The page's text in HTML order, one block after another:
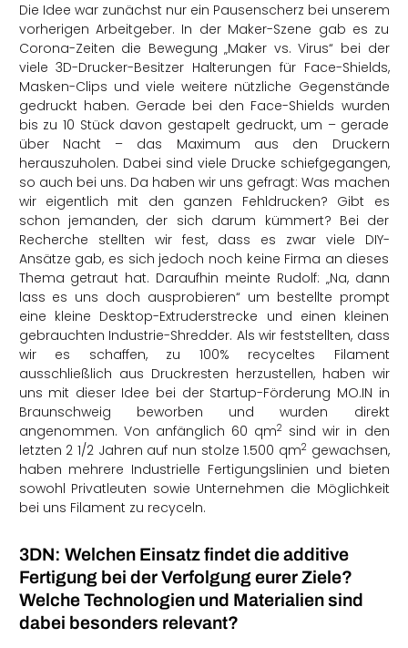
Die Idee war zunächst nur ein Pausenscherz bei unserem
vorherigen Arbeitgeber. In der Maker-Szene gab es zu
Corona-Zeiten die Bewegung „Maker vs. Virus“ bei der
viele 3D-Drucker-Besitzer Halterungen für Face-Shields,
Masken-Clips und viele weitere nützliche Gegenstände
gedruckt haben. Gerade bei den Face-Shields wurden
bis zu 10 Stück davon gestapelt gedruckt, um – gerade
über Nacht – das Maximum aus den Druckern
herauszuholen. Dabei sind viele Drucke schiefgegangen,
so auch bei uns. Da haben wir uns gefragt: Was machen
wir eigentlich mit den ganzen Fehldrucken? Gibt es
schon jemanden, der sich darum kümmert? Bei der
Recherche stellten wir fest, dass es zwar viele DIY-
Ansätze gab, es sich jedoch noch keine Firma an dieses
Thema getraut hat. Daraufhin meinte Rudolf: „Na, dann
lass es uns doch ausprobieren“ um bestellte prompt
eine kleine Desktop-Extruderstrecke und einen kleinen
gebrauchten Industrie-Shredder. Als wir feststellten, dass
wir es schaffen, zu 100% recyceltes Filament
ausschließlich aus Druckresten herzustellen, haben wir
uns mit dieser Idee bei der Startup-Förderung MO.IN in
Braunschweig beworben und wurden direkt
angenommen. Von anfänglich 60 qm2 sind wir in den
letzten 2 1/2 Jahren auf nun stolze 1.500 qm2 gewachsen,
haben mehrere Industrielle Fertigungslinien und bieten
sowohl Privatleuten sowie Unternehmen die Möglichkeit
bei uns Filament zu recyceln.
3DN: Welchen Einsatz findet die additive
Fertigung bei der Verfolgung eurer Ziele?
Welche Technologien und Materialien sind
dabei besonders relevant?